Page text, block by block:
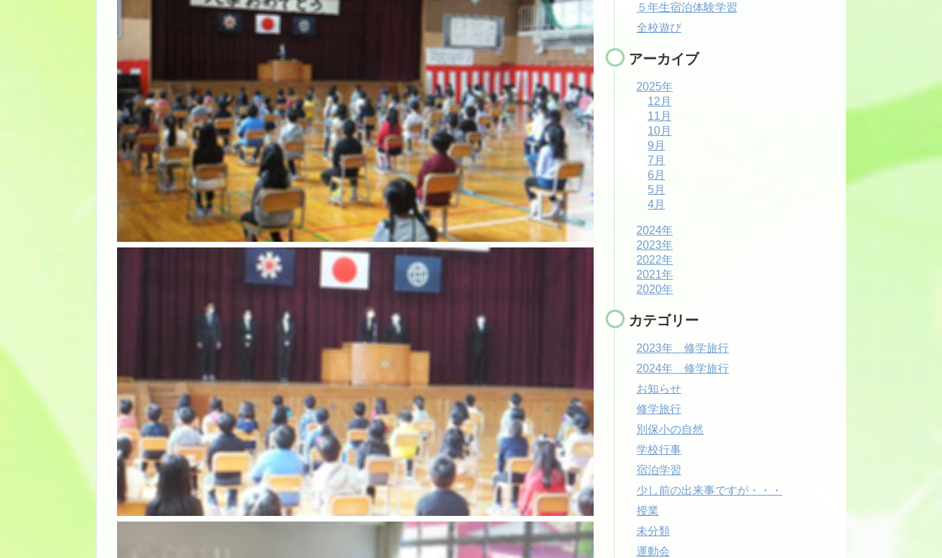
５年生宿泊体験学習
全校遊び
アーカイブ
2025年
12月
11月
10月
9月
7月
6月
5月
4月
2024年
2023年
2022年
2021年
2020年
カテゴリー
2023年 修学旅行
2024年 修学旅行
お知らせ
修学旅行
別保小の自然
学校行事
宿泊学習
少し前の出来事ですが・・・
授業
未分類
運動会